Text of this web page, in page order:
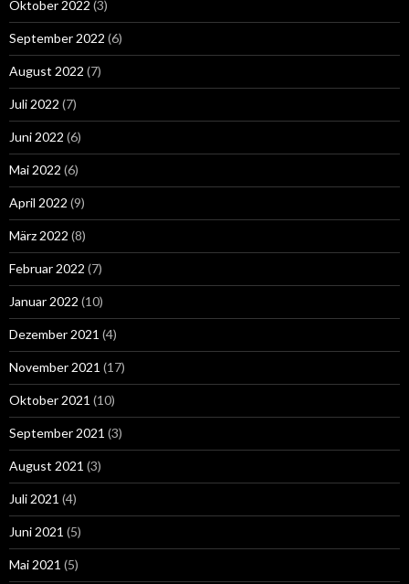
Oktober 2022 (3)
September 2022 (6)
August 2022 (7)
Juli 2022 (7)
Juni 2022 (6)
Mai 2022 (6)
April 2022 (9)
März 2022 (8)
Februar 2022 (7)
Januar 2022 (10)
Dezember 2021 (4)
November 2021 (17)
Oktober 2021 (10)
September 2021 (3)
August 2021 (3)
Juli 2021 (4)
Juni 2021 (5)
Mai 2021 (5)